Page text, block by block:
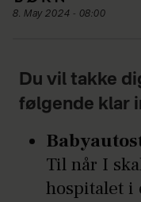
8. May 2024 - 08:00
Du vil takke
følgende klar
Til når I
hospitalet i